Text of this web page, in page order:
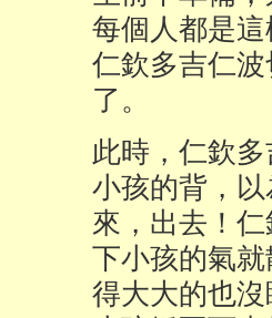
每個人都是
仁欽多吉仁
了。
此時，仁欽
小孩的背，
來，出去！
下小孩的氣
得大大的也